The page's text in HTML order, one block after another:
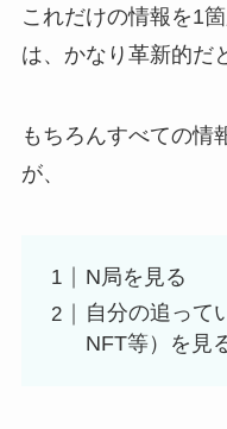
これだけの情報を1
は、かなり革新的だ
もちろんすべての情
が、
N局を見る
自分の追って
NFT等）を見